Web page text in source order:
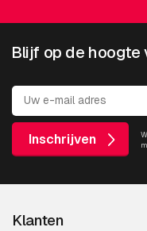
Blijf op de hoogte
Inschrijven
Klanten